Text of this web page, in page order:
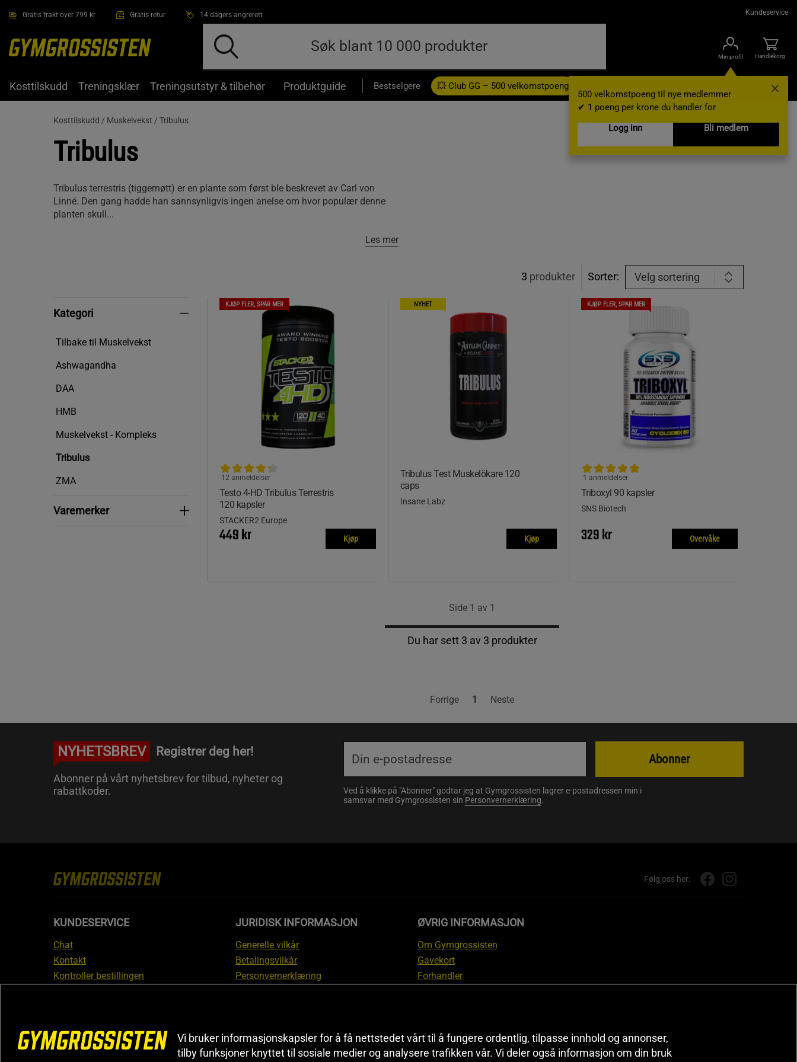
Gratis frakt over 799 kr Gratis retur 14 dagers angrerett Kundeservice
Min profil
500 velkomstpoeng til nye medlemmer
✔ 1 poeng per krone du handler for
Logg inn
Bli medlem
Handlekorg
Kosttilskudd Treningsklær Treningsutstyr & tilbehør Produktguide Bestselgere 💥 Club GG – 500 velkomstpoeng Gavekort
Kosttilskudd / Muskelvekst / Tribulus
Tribulus
Tribulus terrestris (tiggernøtt) er en plante som først ble beskrevet av Carl von
Linné. Den gang hadde han sannsynligvis ingen anelse om hvor populær denne
planten skull...
Les mer
3 produkter Sorter: Velg sortering
KategoriKategori
Tilbake til Muskelvekst
Ashwagandha
DAA
HMB
Muskelvekst - Kompleks
Tribulus
ZMA
VaremerkerVaremerker
KJØP FLER, SPAR MER
Testo 4-HD Tribulus Terrestris
120 kapsler
12 anmeldelser
STACKER2 Europe
449 kr Kjøp
NYHET
Tribulus Test Muskelökare 120
caps
Insane Labz
Kjøp
KJØP FLER, SPAR MER
Triboxyl 90 kapsler
1 anmeldelser
SNS Biotech
329 kr Overvåke
Side 1 av 1
Du har sett 3 av 3 produkter
Forrige 1 Neste
NYHETSBREV Registrer deg her!
Abonner på vårt nyhetsbrev for tilbud, nyheter og
rabattkoder.
Ved å klikke på "Abonner" godtar jeg at Gymgrossisten lagrer e-postadressen min i
samsvar med Gymgrossisten sin Personvernerklæring.
Abonner
Følg oss her:
KUNDESERVICE
Chat
Kontakt
Kontroller bestillingen
JURIDISK INFORMASJON
Generelle vilkår
Betalingsvilkår
Personvernerklæring
Informasjon om angrerett og
reklamasjon
ØVRIG INFORMASJON
Om Gymgrossisten
Gavekort
Forhandler
Sitemap
Black Friday
Vi bruker informasjonskapsler for å få nettstedet vårt til å fungere ordentlig, tilpasse innhold og annonser,
tilby funksjoner knyttet til sosiale medier og analysere trafikken vår. Vi deler også informasjon om din bruk